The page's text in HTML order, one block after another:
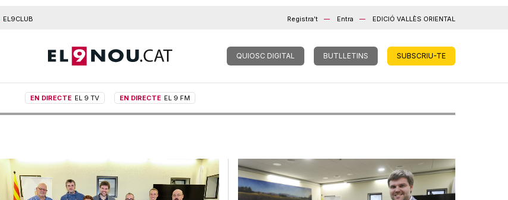
EL9CLUB Registra't Entra EDICIÓ VALLÈS ORIENTAL
QUIOSC DIGITAL BUTLLETINS SUBSCRIU-TE
EN DIRECTE EL 9 TV EN DIRECTE EL 9 FM